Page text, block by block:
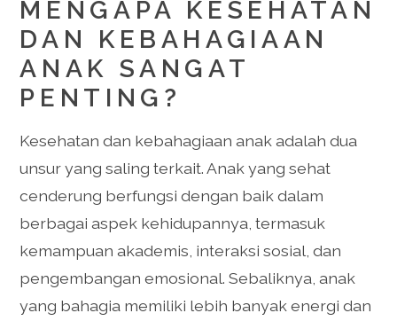
MENGAPA KESEHATAN
DAN KEBAHAGIAAN
ANAK SANGAT
PENTING?
Kesehatan dan kebahagiaan anak adalah dua
unsur yang saling terkait. Anak yang sehat
cenderung berfungsi dengan baik dalam
berbagai aspek kehidupannya, termasuk
kemampuan akademis, interaksi sosial, dan
pengembangan emosional. Sebaliknya, anak
yang bahagia memiliki lebih banyak energi dan